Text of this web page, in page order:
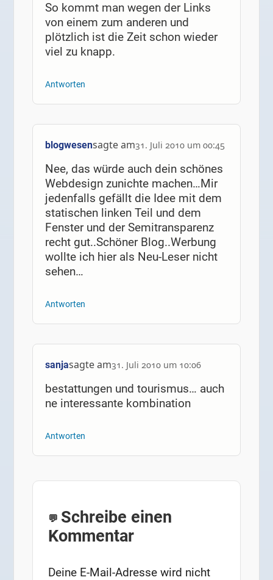
So kommt man wegen der Links
von einem zum anderen und
plötzlich ist die Zeit schon wieder
viel zu knapp.
Antworten
blogwesensagte am31. Juli 2010 um 00:45
Nee, das würde auch dein schönes
Webdesign zunichte machen…Mir
jedenfalls gefällt die Idee mit dem
statischen linken Teil und dem
Fenster und der Semitransparenz
recht gut..Schöner Blog..Werbung
wollte ich hier als Neu-Leser nicht
sehen…
Antworten
sanjasagte am31. Juli 2010 um 10:06
bestattungen und tourismus… auch
ne interessante kombination
Antworten
Schreibe einen
Kommentar
Deine E-Mail-Adresse wird nicht